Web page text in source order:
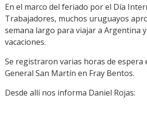
Link
En el marco del feriado por el Día
Trabajadores, muchos uruguayos
semana largo para viajar a Argentina
vacaciones.
Se registraron varias horas de espera
General San Martín en Fray Bentos.
Desde allí nos informa Daniel Rojas: